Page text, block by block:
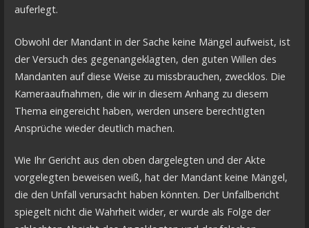
auferlegt.
Obwohl der Mandant in der Sache keine Mängel aufweist, ist
der Versuch des gegenangeklagten, den guten Willen des
Mandanten auf diese Weise zu missbrauchen, zwecklos. Die
Kameraaufnahmen, die wir in diesem Anhang zu diesem
Thema eingereicht haben, werden unsere berechtigten
Ansprüche wieder deutlich machen.
Wie Ihr Gericht aus den oben dargelegten und der Akte
vorgelegten beweisen weiß, hat der Mandant keine Mängel,
die den Unfall verursacht haben könnten. Der Unfallbericht
spiegelt nicht die Wahrheit wider, er wurde als Folge der